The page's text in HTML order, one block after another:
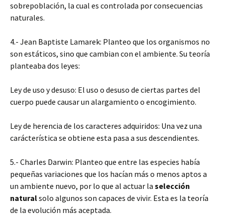
sobrepoblación, la cual es controlada por consecuencias
naturales.
4.- Jean Baptiste Lamarek: Planteo que los organismos no
son estáticos, sino que cambian con el ambiente. Su teoría
planteaba dos leyes:
Ley de uso y desuso: El uso o desuso de ciertas partes del
cuerpo puede causar un alargamiento o encogimiento.
Ley de herencia de los caracteres adquiridos: Una vez una
carácterística se obtiene esta pasa a sus descendientes.
5.- Charles Darwin: Planteo que entre las especies había
pequeñas variaciones que los hacían más o menos aptos a
un ambiente nuevo, por lo que al actuar la selección
naturalsolo algunos son capaces de vivir. Esta es la teoría
de la evolución más aceptada.